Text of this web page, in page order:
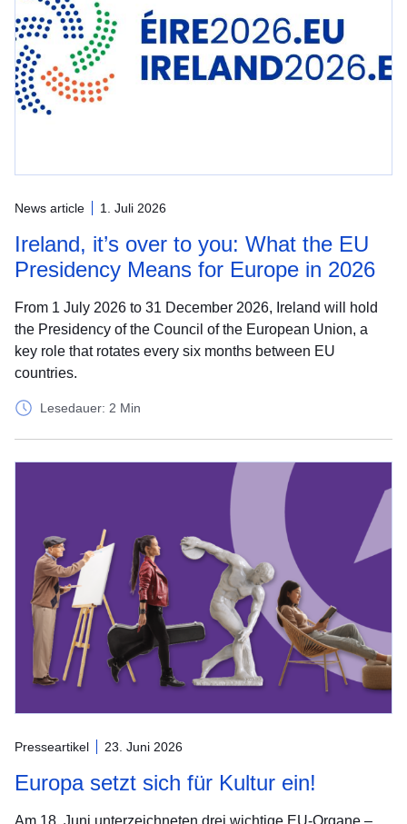
News article 1. Juli 2026
Ireland, it’s over to you: What the EU
Presidency Means for Europe in 2026
From 1 July 2026 to 31 December 2026, Ireland will hold
the Presidency of the Council of the European Union, a
key role that rotates every six months between EU
countries.
Lesedauer: 2 Min
Presseartikel 23. Juni 2026
Europa setzt sich für Kultur ein!
Am 18. Juni unterzeichneten drei wichtige EU-Organe –